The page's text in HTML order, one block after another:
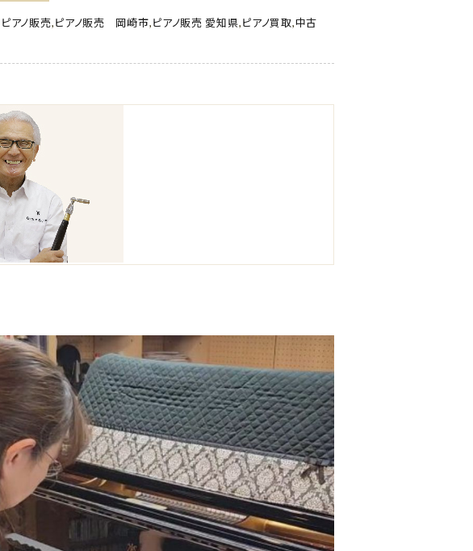
ピアノ販売,ピアノ販売 岡崎市,ピアノ販売 愛知県,ピアノ買取,中古